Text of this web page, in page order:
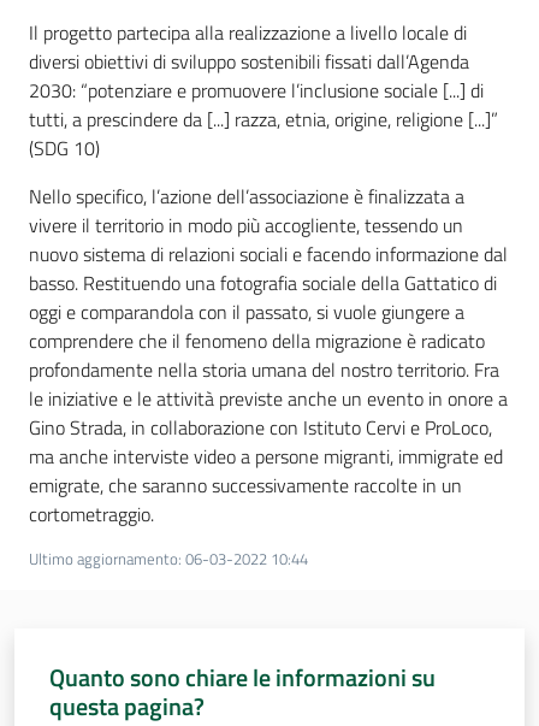
Assemblea
Attività
Argomenti
Per i media
Per i cittadini
Il progetto partecipa alla realizzazione a livello locale di
diversi obiettivi di sviluppo sostenibili fissati dall’Agenda
2030: “potenziare e promuovere l’inclusione sociale [...] di
tutti, a prescindere da [...] razza, etnia, origine, religione [...]”
(SDG 10)
Nello specifico, l’azione dell’associazione è finalizzata a
vivere il territorio in modo più accogliente, tessendo un
nuovo sistema di relazioni sociali e facendo informazione dal
basso. Restituendo una fotografia sociale della Gattatico di
oggi e comparandola con il passato, si vuole giungere a
comprendere che il fenomeno della migrazione è radicato
profondamente nella storia umana del nostro territorio. Fra
le iniziative e le attività previste anche un evento in onore a
Gino Strada, in collaborazione con Istituto Cervi e ProLoco,
ma anche interviste video a persone migranti, immigrate ed
emigrate, che saranno successivamente raccolte in un
cortometraggio.
Ultimo aggiornamento: 06-03-2022 10:44
Quanto sono chiare le informazioni su
questa pagina?